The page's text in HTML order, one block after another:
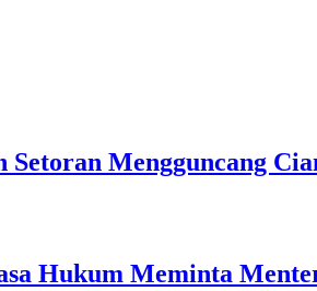
Mengguncang
Hukum Meminta